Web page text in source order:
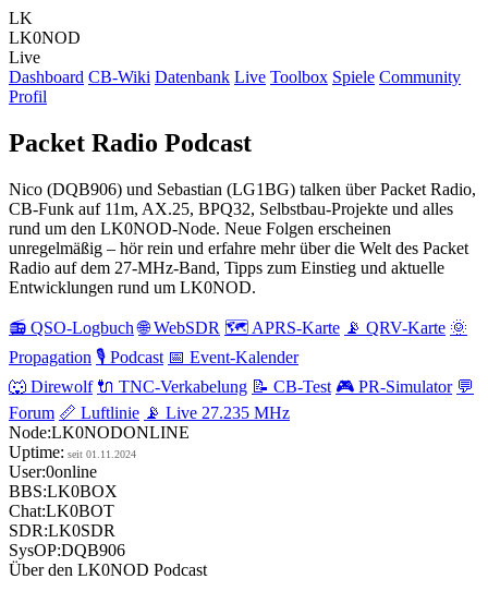
LK
LK0NOD
Live
Dashboard CB-Wiki Datenbank Live Toolbox Spiele Community
Profil
Packet Radio Podcast
Nico (DQB906) und Sebastian (LG1BG) talken über Packet Radio,
CB-Funk auf 11m, AX.25, BPQ32, Selbstbau-Projekte und alles
rund um den LK0NOD-Node. Neue Folgen erscheinen
unregelmäßig – hör rein und erfahre mehr über die Welt des Packet
Radio auf dem 27-MHz-Band, Tipps zum Einstieg und aktuelle
Entwicklungen rund um LK0NOD.
📻 QSO-Logbuch 🌐WebSDR 🗺️ APRS-Karte 📡 QRV-Karte 🌞
Propagation 🎙️ Podcast 📅 Event-Kalender
🐺 Direwolf 🔌 TNC-Verkabelung 📝 CB-Test 🎮 PR-Simulator 💬
Forum 📏 Luftlinie 📡 Live 27.235 MHz
Node:LK0NODONLINE
Uptime: seit 01.11.2024
User:0online
BBS:LK0BOX
Chat:LK0BOT
SDR:LK0SDR
SysOP:DQB906
Über den LK0NOD Podcast